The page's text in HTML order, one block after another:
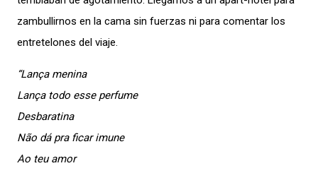
zambullirnos en la cama sin fuerzas ni para comentar los
entretelones del viaje.
“Lança menina
Lança todo esse perfume
Desbaratina
Não dá pra ficar imune
Ao teu amor